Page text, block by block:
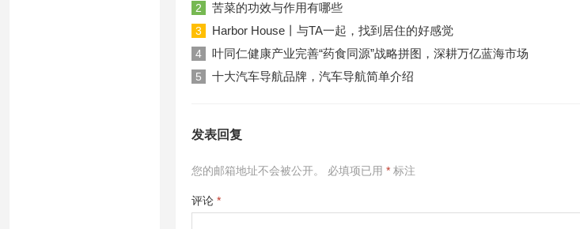
2 苦菜的功效与作用有哪些
3 Harbor House丨与TA一起，找到居住的好感觉
4 叶同仁健康产业完善“药食同源”战略拼图，深耕万亿蓝海市场
5 十大汽车导航品牌，汽车导航简单介绍
发表回复
您的邮箱地址不会被公开。 必填项已用 * 标注
评论 *